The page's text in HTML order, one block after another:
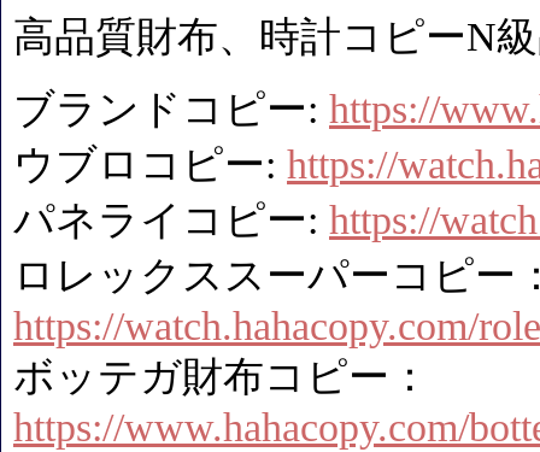
高品質財布、時計コピーN
ブランドコピー: https://
ウブロコピー: https://
パネライコピー: https://
ロレックススーパーコピー
https://watch.hahacopy.com/
ボッテガ財布コピー：
https://www.hahacopy.com/